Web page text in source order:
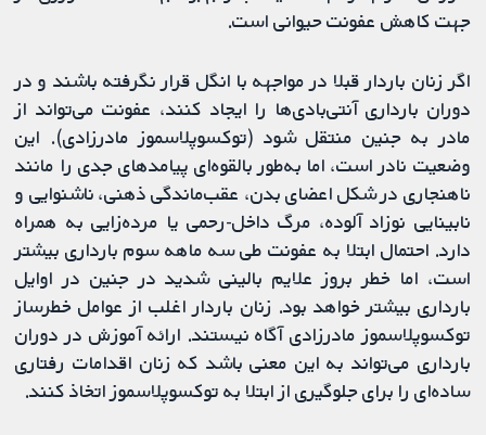
جهت کاهش عفونت حیوانی است.
اگر زنان باردار قبلا در مواجهه با انگل قرار نگرفته باشند و در
دوران بارداری آنتی‌بادی‌ها را ایجاد کنند، عفونت می‌تواند از
مادر به جنین منتقل شود (توکسوپلاسموز مادرزادی). این
وضعیت نادر است، اما به‌طور بالقوه‌ای پیامدهای جدی را مانند
ناهنجاری در شکل اعضای بدن، عقب‌ماندگی ذهنی، ناشنوایی و
نابینایی نوزاد آلوده، مرگ داخل-رحمی یا مرده‌زایی به همراه
دارد. احتمال ابتلا به عفونت طی سه ماهه سوم بارداری بیشتر
است‌، اما خطر بروز علایم بالینی شدید در جنین در اوایل
بارداری بیشتر خواهد بود. زنان باردار اغلب از عوامل خطرساز
توکسوپلاسموز مادرزادی آگاه نیستند. ارائه آموزش در دوران
بارداری می‌تواند به این معنی باشد که زنان اقدامات رفتاری
ساده‌ای را برای جلوگیری از ابتلا به توکسوپلاسموز اتخاذ کنند.